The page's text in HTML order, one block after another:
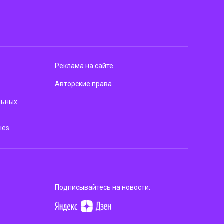
Реклама на сайте
Авторские права
Подписывайтесь на новости: